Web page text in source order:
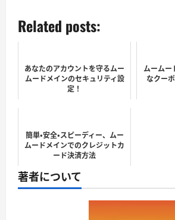
Related posts:
あなたのアカウントを守るムー
ムードメインのセキュリティ設
定！
ムームー
なクー
簡単・安全・スピーディー、ムー
ムードメインでのクレジットカ
ード決済方法
著者について